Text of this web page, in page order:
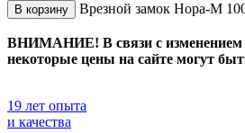
В корзину Врезной замок Нора-М
ВНИМАНИЕ! В связи с изменением
некоторые цены на сайте могут
19 лет опыта
и качества